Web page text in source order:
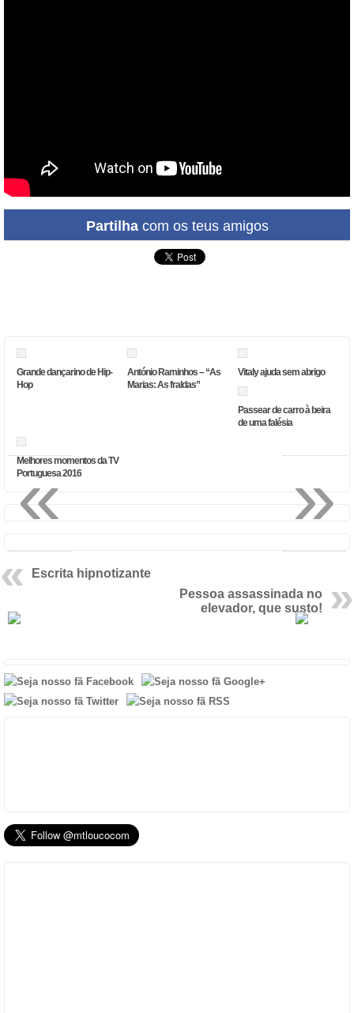
Partilhacom os teus amigos
Grande dançarino de Hip-
Hop
António Raminhos – “As
Marias: As fraldas”
Vitaly ajuda sem abrigo
Passear de carro à beira
de uma falésia
Melhores momentos da TV
Portuguesa 2016
Escrita hipnotizante
Pessoa assassinada no
elevador, que susto!
»
«